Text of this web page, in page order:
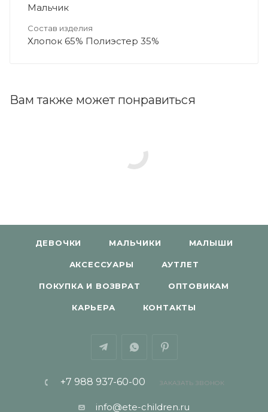
Мальчик
Состав изделия
Хлопок 65% Полиэстер 35%
Вам также может понравиться
ДЕВОЧКИ МАЛЬЧИКИ МАЛЫШИ
АКСЕССУАРЫ АУТЛЕТ
ПОКУПКА И ВОЗВРАТ ОПТОВИКАМ
КАРЬЕРА КОНТАКТЫ
+7 988 937-60-00 ЗАКАЗАТЬ ЗВОНОК
info@ete-children.ru